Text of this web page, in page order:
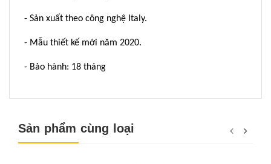
- Sản xuất theo công nghệ Italy.
- Mẫu thiết kế mới năm 2020.
- Bảo hành: 18 tháng
Sản phẩm cùng loại